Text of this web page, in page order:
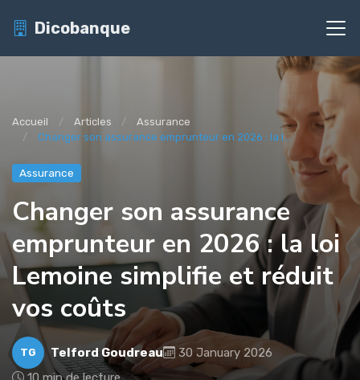
Dicobanque
Accueil Articles
Assurance
Changer son assurance emprunteur en 2026 : la l...
Assurance
Changer son assurance
emprunteur en 2026 : la loi
Lemoine simplifie et réduit
vos coûts
TG Telford Goudreau
30 January 2026